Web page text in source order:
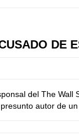
DE
del The Wall
autor de un